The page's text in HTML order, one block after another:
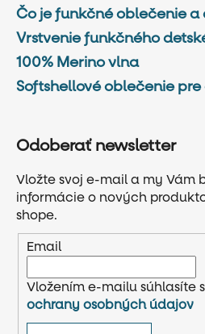
Čo je funkčné oblečenie
Vrstvenie funkčného
100% Merino vlna
Softshellové oblečenie
Odoberať newsletter
Vložte svoj e-mail a my Vám
informácie o nových
shope.
Email
Vložením e-mailu súhlasíte s
ochrany osobných údajov